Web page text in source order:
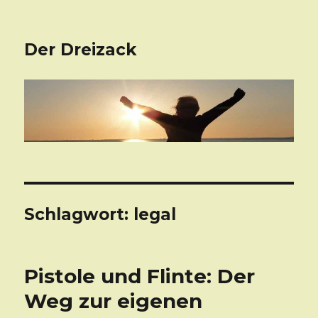
Der Dreizack
Schlagwort: legal
Pistole und Flinte: Der
Weg zur eigenen